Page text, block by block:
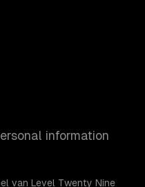
information
van Level Twenty Nine